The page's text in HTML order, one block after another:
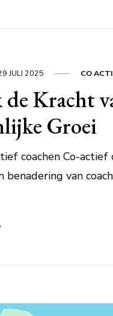
JULI 2025 CO
Kracht
Groei
coachen Co-actief
benadering van